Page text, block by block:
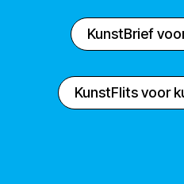
KunstBrief
KunstFlits voor